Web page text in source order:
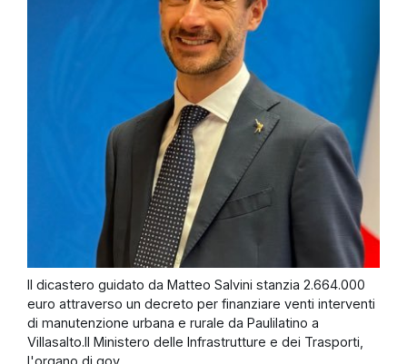
Il dicastero guidato da Matteo Salvini stanzia 2.664.000
euro attraverso un decreto per finanziare venti interventi
di manutenzione urbana e rurale da Paulilatino a
Villasalto.Il Ministero delle Infrastrutture e dei Trasporti,
l'organo di gov...